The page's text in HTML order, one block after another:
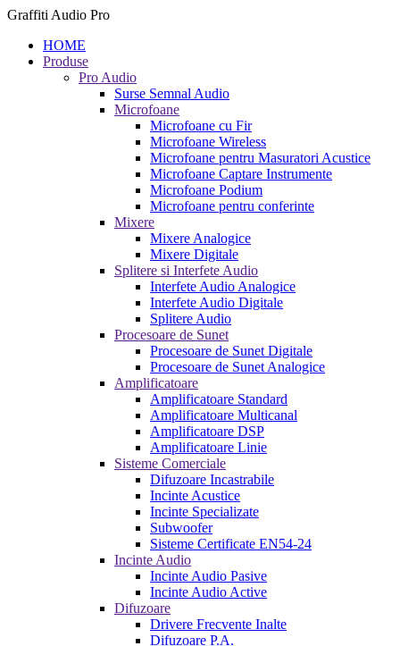
Graffiti Audio Pro
HOME
Produse
Pro Audio
Surse Semnal Audio
Microfoane
Microfoane cu Fir
Microfoane Wireless
Microfoane pentru Masuratori Acustice
Microfoane Captare Instrumente
Microfoane Podium
Microfoane pentru conferinte
Mixere
Mixere Analogice
Mixere Digitale
Splitere si Interfete Audio
Interfete Audio Analogice
Interfete Audio Digitale
Splitere Audio
Procesoare de Sunet
Procesoare de Sunet Digitale
Procesoare de Sunet Analogice
Amplificatoare
Amplificatoare Standard
Amplificatoare Multicanal
Amplificatoare DSP
Amplificatoare Linie
Sisteme Comerciale
Difuzoare Incastrabile
Incinte Acustice
Incinte Specializate
Subwoofer
Sisteme Certificate EN54-24
Incinte Audio
Incinte Audio Pasive
Incinte Audio Active
Difuzoare
Drivere Frecvente Inalte
Difuzoare P.A.